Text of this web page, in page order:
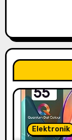
a
t
i
o
n
Elektronik